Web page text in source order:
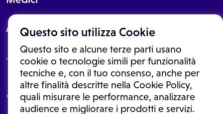
Questo sito utilizza Cookie
Questo sito e alcune terze parti usano
cookie o tecnologie simili per funzionalità
tecniche e, con il tuo consenso, anche per
altre finalità descritte nella Cookie Policy,
quali misurare le performance, analizzare
audience e migliorare i prodotti e servizi.
About
Le informazioni proposte in questo sito non sono un consulto medico.
In nessun caso, queste informazioni sostituiscono un consulto, una
visita o una diagnosi formulata dal medico. Non si devono considerare
le informazioni disponibili come suggerimenti per la formulazione di
una diagnosi, la determinazione di un trattamento o l'assunzione o